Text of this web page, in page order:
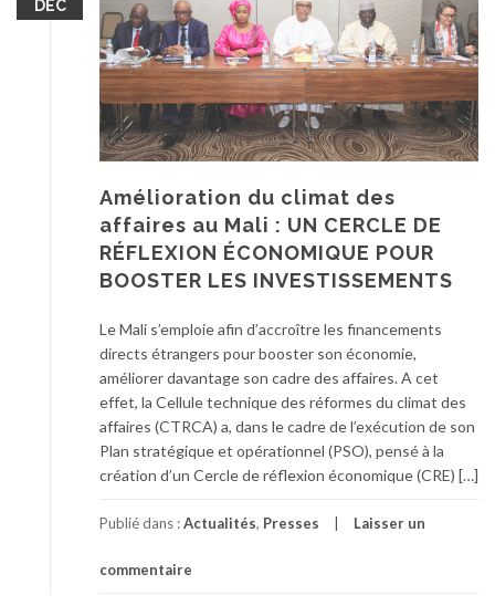
DÉC
Amélioration du climat des
affaires au Mali : UN CERCLE DE
RÉFLEXION ÉCONOMIQUE POUR
BOOSTER LES INVESTISSEMENTS
Le Mali s’emploie afin d’accroître les financements
directs étrangers pour booster son économie,
améliorer davantage son cadre des affaires. A cet
effet, la Cellule technique des réformes du climat des
affaires (CTRCA) a, dans le cadre de l’exécution de son
Plan stratégique et opérationnel (PSO), pensé à la
création d’un Cercle de réflexion économique (CRE) […]
Publié dans :Actualités, Presses Laisser un
commentaire